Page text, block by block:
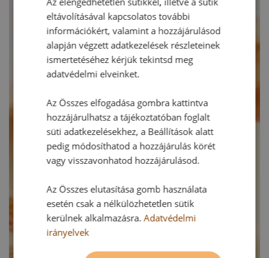
eltávolításával kapcsolatos további
információkért, valamint a hozzájárulásod
alapján végzett adatkezelések részleteinek
ismertetéséhez kérjük tekintsd meg
adatvédelmi elveinket.
Az Összes elfogadása gombra kattintva
hozzájárulhatsz a tájékoztatóban foglalt
süti adatkezelésekhez, a Beállítások alatt
pedig módosíthatod a hozzájárulás körét
vagy visszavonhatod hozzájárulásod.
Az Összes elutasítása gomb használata
esetén csak a nélkülözhetetlen sütik
kerülnek alkalmazásra.Adatvédelmi
irányelvek